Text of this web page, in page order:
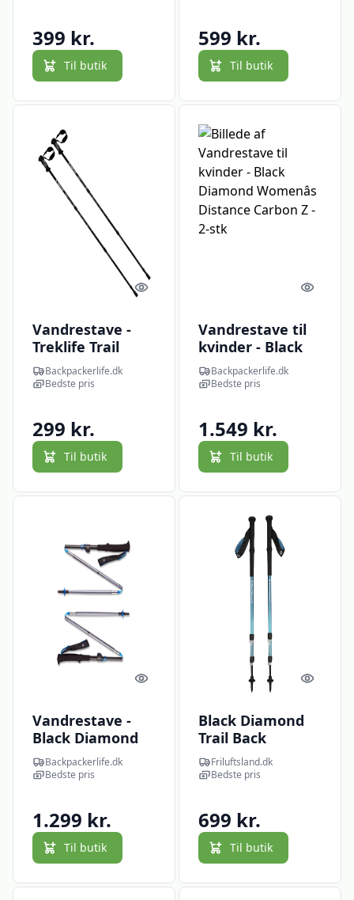
399 kr.
Til butik
599 kr.
Til butik
Quick look
Vandrestave -
Treklife Trail
Backpackerlife.dk
Bedste pris
299 kr.
Til butik
Quick
Vandrestave til
kvinder - Black
Diamond
Womenâs
Backpackerlife.dk
Bedste pris
1.549 kr.
Til butik
Quick look
Vandrestave -
Black Diamond
FLZ - Pewter
Backpackerlife.dk
Bedste pris
1.299 kr.
Til butik
Quick
Black Diamond
Trail Back
Trekking Poles
(Blå (CREEK
Friluftsland.dk
Bedste pris
699 kr.
Til butik